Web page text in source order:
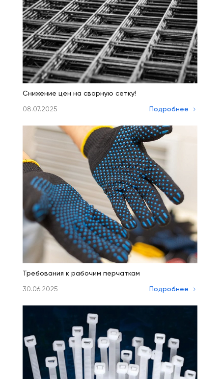
Снижение цен на сварную сетку!
08.07.2025 Подробнее
Требования к рабочим перчаткам
30.06.2025 Подробнее